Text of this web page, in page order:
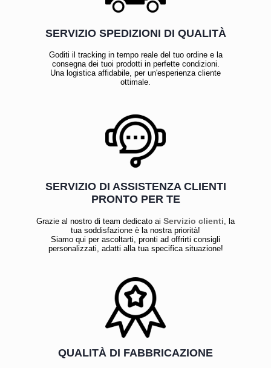
SERVIZIO SPEDIZIONI DI QUALITÀ
Goditi il tracking in tempo reale del tuo ordine e la
consegna dei tuoi prodotti in perfette condizioni.
Una logistica affidabile, per un'esperienza cliente
ottimale.
SERVIZIO DI ASSISTENZA CLIENTI
PRONTO PER TE
Grazie al nostro di team dedicato ai Servizio clienti , la
tua soddisfazione è la nostra priorità!
Siamo qui per ascoltarti, pronti ad offrirti consigli
personalizzati, adatti alla tua specifica situazione!
QUALITÀ DI FABBRICAZIONE